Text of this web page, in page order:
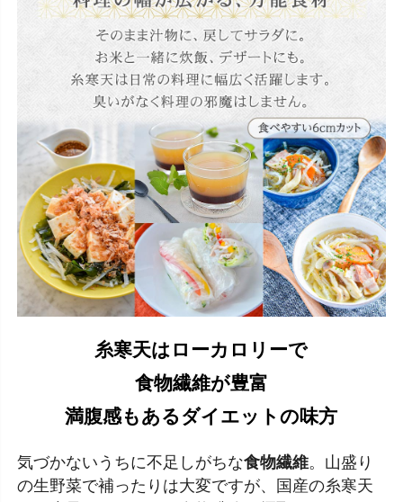
糸寒天はローカロリーで
食物繊維が豊富
満腹感もあるダイエットの味方
気づかないうちに不足しがちな食物繊維。山盛り
の生野菜で補ったりは大変ですが、国産の糸寒天